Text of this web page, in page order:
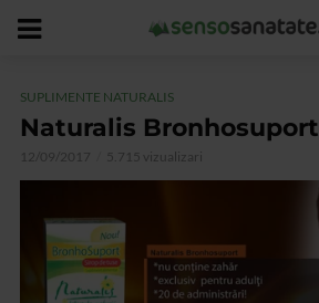
SUPLIMENTE NATURALIS
Naturalis Bronhosuport
12/09/2017 5.715 vizualizari